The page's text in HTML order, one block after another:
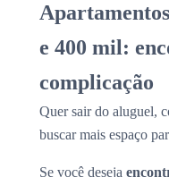
e 400 mil:
complicação
Quer sair do aluguel,
buscar mais espaço
Se você deseja